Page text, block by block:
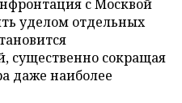
с Москвой
уделом отдельных
существенно сокращая
даже наиболее